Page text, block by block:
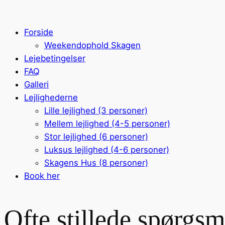
Forside
Weekendophold Skagen
Lejebetingelser
FAQ
Galleri
Lejlighederne
Lille lejlighed (3 personer)
Mellem lejlighed (4-5 personer)
Stor lejlighed (6 personer)
Luksus lejlighed (4-6 personer)
Skagens Hus (8 personer)
Book her
Ofte stillede